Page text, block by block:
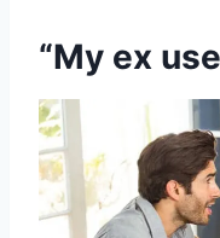
“My ex